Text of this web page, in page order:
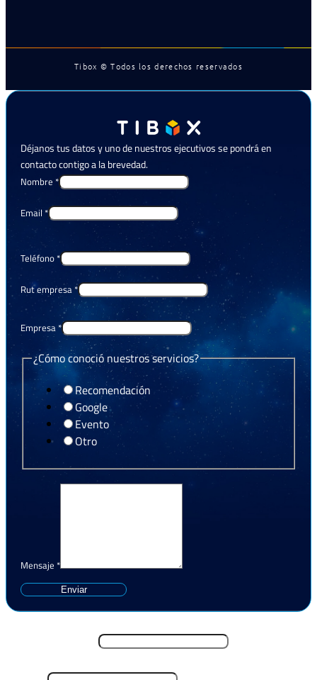
Tibox © Todos los derechos reservados
Déjanos tus datos y uno de nuestros ejecutivos se pondrá en
contacto contigo a la brevedad.
Nombre *
Email *
Teléfono *
Rut empresa *
Empresa *
¿Cómo conoció nuestros servicios?
Recomendación
Google
Evento
Otro
Mensaje *
Enviar